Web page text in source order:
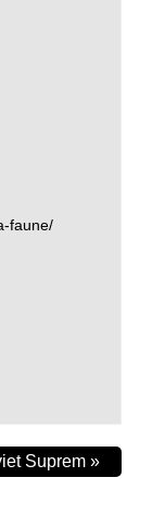
faune/
Suprem »